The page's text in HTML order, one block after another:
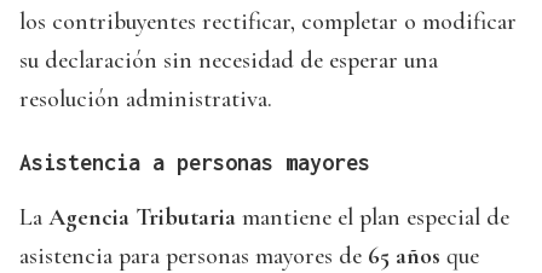
los contribuyentes rectificar, completar o modificar
su declaración sin necesidad de esperar una
resolución administrativa.
Asistencia a personas mayores
La Agencia Tributaria mantiene el plan especial de
asistencia para personas mayores de 65 años que